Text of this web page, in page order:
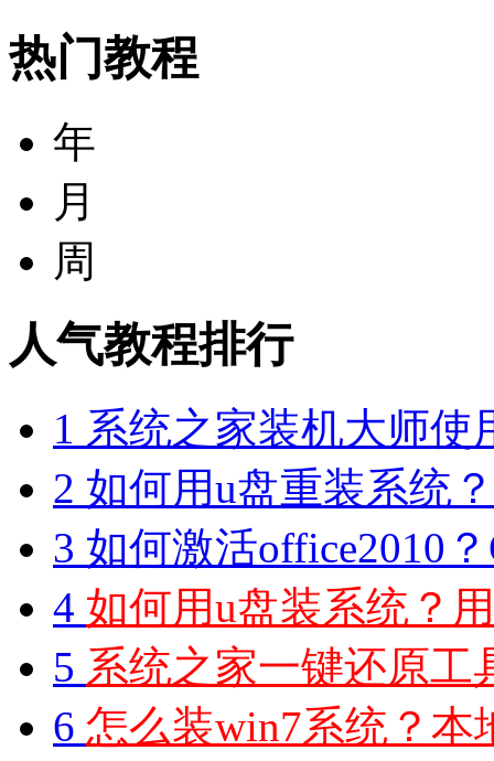
热门教程
年
月
周
人气教程排行
1 系统之家装机大师使
2 如何用u盘重装系统
3 如何激活office2010
4 如何用u盘装系统？
5 系统之家一键还原工
6 怎么装win7系统？本